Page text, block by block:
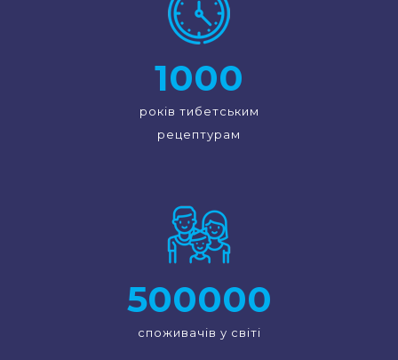
1000
років тибетським
рецептурам
500000
споживачів у світі